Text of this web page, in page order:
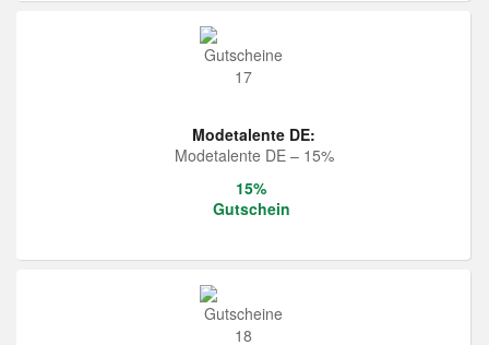
Modetalente DE:
Modetalente DE – 15%
15%
Gutschein